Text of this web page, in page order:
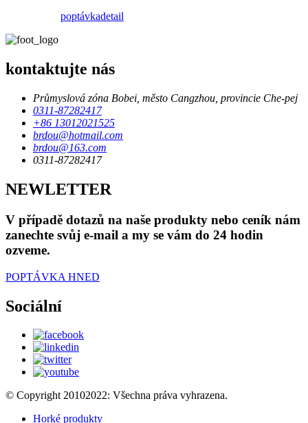
poptávkadetail
kontaktujte nás
Průmyslová zóna Bobei, město Cangzhou, provincie Che-pej
0311-87282417
+86 13012021525
brdou@hotmail.com
brdou@163.com
0311-87282417
NEWLETTER
V případě dotazů na naše produkty nebo ceník nám
zanechte svůj e-mail a my se vám do 24 hodin
ozveme.
POPTÁVKA HNED
Sociální
© Copyright 20102022: Všechna práva vyhrazena.
Horké produkty